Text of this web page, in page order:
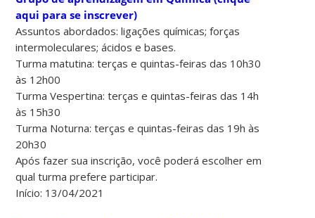
aqui para se inscrever)
Assuntos abordados: ligações químicas; forças
intermoleculares; ácidos e bases.
Turma matutina: terças e quintas-feiras das 10h30
às 12h00
Turma Vespertina: terças e quintas-feiras das 14h
às 15h30
Turma Noturna: terças e quintas-feiras das 19h às
20h30
Após fazer sua inscrição, você poderá escolher em
qual turma prefere participar.
Início: 13/04/2021